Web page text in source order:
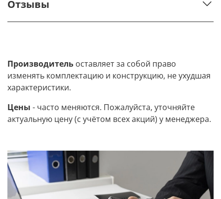
Отзывы
Производитель оставляет за собой право
изменять комплектацию и конструкцию, не ухудшая
характеристики.
Цены - часто меняются. Пожалуйста, уточняйте
актуальную цену (с учётом всех акций) у менеджера.